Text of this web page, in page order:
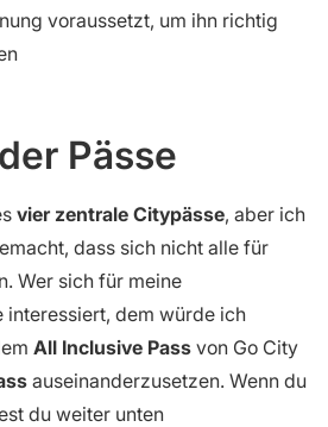
voraussetzt, um ihn richtig
Pässe
vier zentrale Citypässe, aber ich
dass sich nicht alle für
Wer sich für meine
interessiert, dem würde ich
All Inclusive Pass von Go City
auseinanderzusetzen. Wenn du
du weiter unten